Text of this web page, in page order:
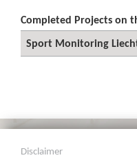
Completed Projects on
Sport Monitoring
Disclaimer